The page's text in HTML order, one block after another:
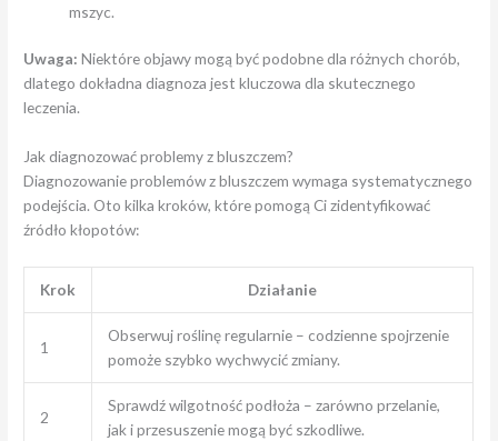
mszyc.
Uwaga: Niektóre objawy mogą być podobne dla różnych chorób,
dlatego dokładna diagnoza jest kluczowa dla skutecznego
leczenia.
Jak diagnozować problemy z bluszczem?
Diagnozowanie problemów z bluszczem wymaga systematycznego
podejścia. Oto kilka kroków, które pomogą Ci zidentyfikować
źródło kłopotów:
Krok Działanie
1
Obserwuj roślinę regularnie – codzienne spojrzenie
pomoże szybko wychwycić zmiany.
2
Sprawdź wilgotność podłoża – zarówno przelanie,
jak i przesuszenie mogą być szkodliwe.